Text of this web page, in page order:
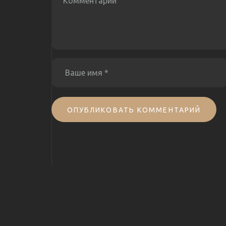
ОПУБЛИКОВАТЬ КОММЕНТАРИЙ